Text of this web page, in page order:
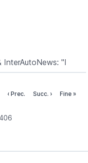
InterAutoNews: "I
‹ Prec. Succ. › Fine »